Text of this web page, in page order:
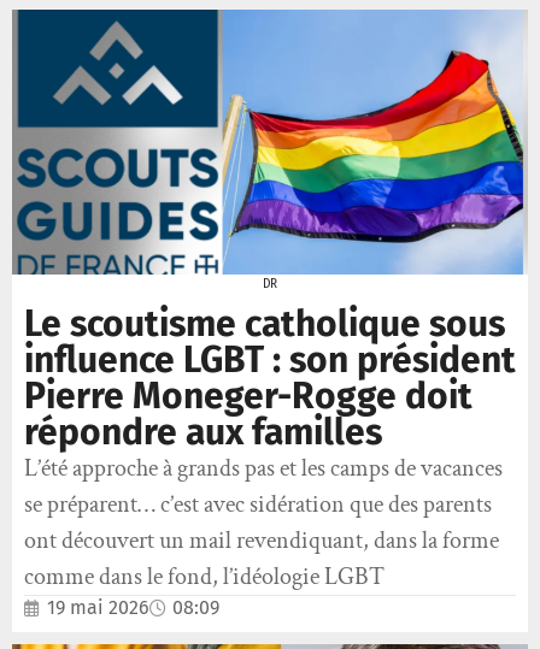
DR
Le scoutisme catholique sous
influence LGBT : son président
Pierre Moneger-Rogge doit
répondre aux familles
L’été approche à grands pas et les camps de vacances
se préparent… c’est avec sidération que des parents
ont découvert un mail revendiquant, dans la forme
comme dans le fond, l’idéologie LGBT
19 mai 2026 08:09